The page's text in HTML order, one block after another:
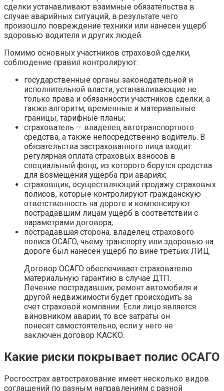
сделки устанавливают взаимные обязательства в
случае аварийных ситуаций, в результате чего
произошло повреждение техники или нанесен ущерб
здоровью водителя и других людей.
Помимо основных участников страховой сделки,
соблюдение правил контролируют:
государственные органы законодательной и
исполнительной власти, устанавливающие не
только права и обязанности участников сделки, а
также алгоритм, временные и материальные
границы, тарифные планы;
страхователь — владелец автотранспортного
средства, а также непосредственно водитель. В
обязательства застрахованного лица входит
регулярная оплата страховых взносов в
специальный фонд, из которого берутся средства
для возмещения ущерба при авариях;
страховщик, осуществляющий продажу страховых
полисов, которые контролируют гражданскую
ответственность на дороге и компенсируют
пострадавшим лицам ущерб в соответствии с
параметрами договора;
пострадавшая сторона, владелец страхового
полиса ОСАГО, чьему транспорту или здоровью на
дороге был нанесен ущерб по вине третьих ЛИЦ.
Договор ОСАГО обеспечивает страхователю
материальную гарантию в случае ДТП.
Лечение пострадавших, ремонт автомобиля и
другой недвижимости будет происходить за
счет страховой компании. Если лицо является
виновником аварии, то все затраты он
понесет самостоятельно, если у него не
заключен договор КАСКО.
Какие риски покрывает полис ОСАГО
Росгосстрах автострахование имеет несколько видов
соглашений по разным направлениям с разной